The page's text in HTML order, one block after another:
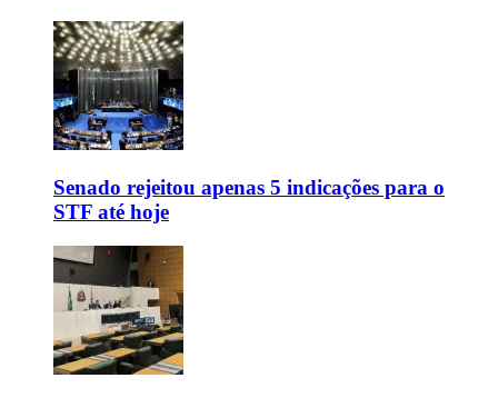
Senado rejeitou apenas 5 indicações para o
STF até hoje